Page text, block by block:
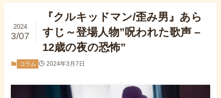
『クルキッドマン/歪み男』あら
すじ～登場人物”呪われた歌声 –
12歳の夜の恐怖”
2024
3/07
コラム 2024年3月7日